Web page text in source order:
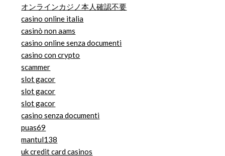
オンラインカジノ本人確認不要
casino online italia
casinò non aams
casino online senza documenti
casino con crypto
scammer
slot gacor
slot gacor
slot gacor
casino senza documenti
puas69
mantul138
uk credit card casinos